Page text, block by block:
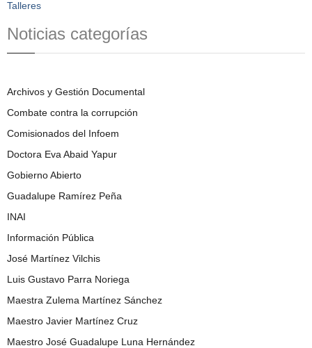
Talleres
Noticias categorías
Archivos y Gestión Documental
Combate contra la corrupción
Comisionados del Infoem
Doctora Eva Abaid Yapur
Gobierno Abierto
Guadalupe Ramírez Peña
INAI
Información Pública
José Martínez Vilchis
Luis Gustavo Parra Noriega
Maestra Zulema Martínez Sánchez
Maestro Javier Martínez Cruz
Maestro José Guadalupe Luna Hernández